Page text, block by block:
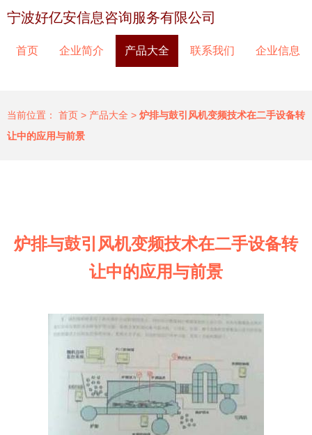
宁波好亿安信息咨询服务有限公司
首页 企业简介 产品大全 联系我们 企业信息
当前位置： 首页 > 产品大全 > 炉排与鼓引风机变频技术在二手设备转
让中的应用与前景
炉排与鼓引风机变频技术在二手设备转
让中的应用与前景